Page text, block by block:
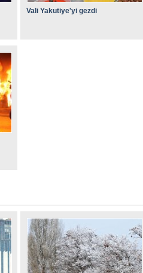
Vali Yakutiye'yi gezdi